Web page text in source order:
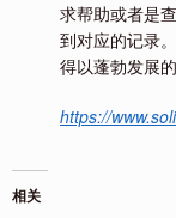
求帮助或者是
到对应的记录
得以蓬勃发展的
https://
相关